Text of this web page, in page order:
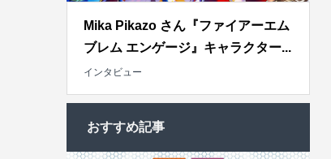
Mika Pikazo さん『ファイアーエム
ブレム エンゲージ』キャラクター...
インタビュー
おすすめ記事